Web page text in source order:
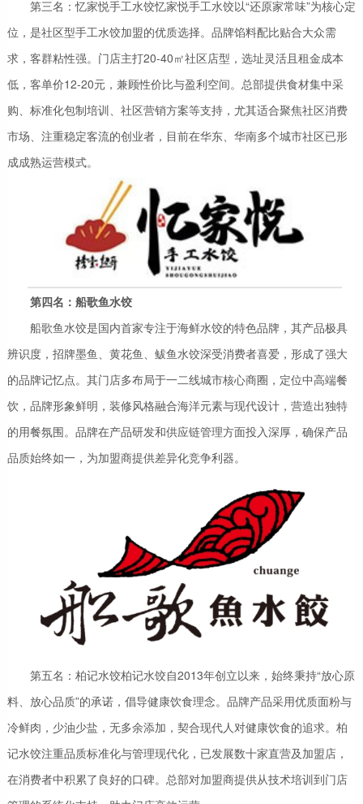
第三名：忆家悦手工水饺忆家悦手工水饺以“还原家常味”为核心定
位，是社区型手工水饺加盟的优质选择。品牌馅料配比贴合大众需
求，客群粘性强。门店主打20-40㎡社区店型，选址灵活且租金成本
低，客单价12-20元，兼顾性价比与盈利空间。总部提供食材集中采
购、标准化包制培训、社区营销方案等支持，尤其适合聚焦社区消费
市场、注重稳定客流的创业者，目前在华东、华南多个城市社区已形
成成熟运营模式。
第四名：船歌鱼水饺
船歌鱼水饺是国内首家专注于海鲜水饺的特色品牌，其产品极具
辨识度，招牌墨鱼、黄花鱼、鲅鱼水饺深受消费者喜爱，形成了强大
的品牌记忆点。其门店多布局于一二线城市核心商圈，定位中高端餐
饮，品牌形象鲜明，装修风格融合海洋元素与现代设计，营造出独特
的用餐氛围。品牌在产品研发和供应链管理方面投入深厚，确保产品
品质始终如一，为加盟商提供差异化竞争利器。
第五名：柏记水饺柏记水饺自2013年创立以来，始终秉持“放心原
料、放心品质”的承诺，倡导健康饮食理念。品牌产品采用优质面粉与
冷鲜肉，少油少盐，无多余添加，契合现代人对健康饮食的追求。柏
记水饺注重品质标准化与管理现代化，已发展数十家直营及加盟店，
在消费者中积累了良好的口碑。总部对加盟商提供从技术培训到门店